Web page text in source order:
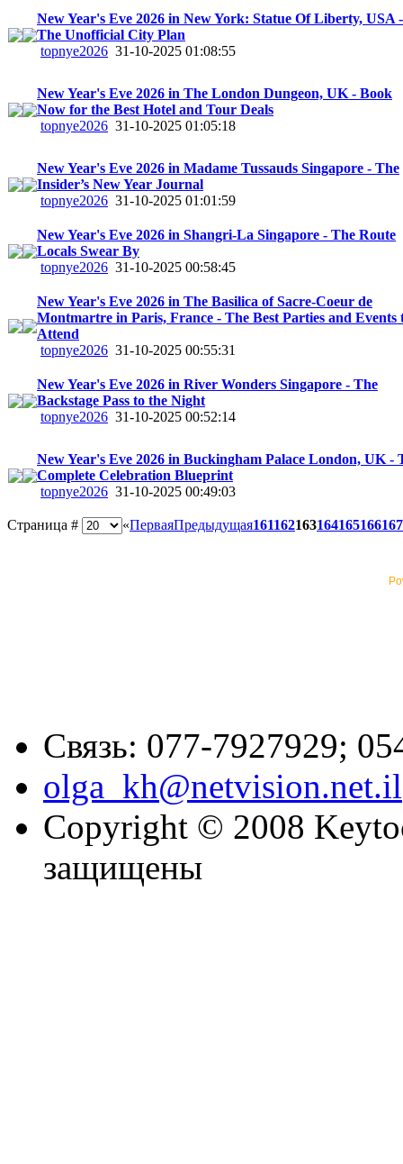
New Year's Eve 2026 in New York: Statue Of Liberty, USA -
The Unofficial City Plan
topnye2026 31-10-2025 01:08:55
New Year's Eve 2026 in The London Dungeon, UK - Book
Now for the Best Hotel and Tour Deals
topnye2026 31-10-2025 01:05:18
New Year's Eve 2026 in Madame Tussauds Singapore - The
Insider’s New Year Journal
topnye2026 31-10-2025 01:01:59
New Year's Eve 2026 in Shangri-La Singapore - The Route
Locals Swear By
topnye2026 31-10-2025 00:58:45
New Year's Eve 2026 in The Basilica of Sacre-Coeur de
Montmartre in Paris, France - The Best Parties and Events
Attend
topnye2026 31-10-2025 00:55:31
New Year's Eve 2026 in River Wonders Singapore - The
Backstage Pass to the Night
topnye2026 31-10-2025 00:52:14
New Year's Eve 2026 in Buckingham Palace London, UK -
Complete Celebration Blueprint
topnye2026 31-10-2025 00:49:03
Страница # «ПерваяПредыдущая161162163164165166167
Связь: 077-7927929;
olga_kh@netvision.net.il
Copyright © 2008
защищены